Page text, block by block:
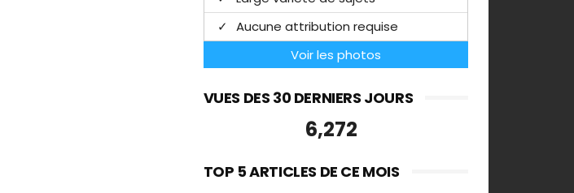
Aucune attribution requise
Voir les photos
VUES DES 30 DERNIERS JOURS
6,272
TOP 5 ARTICLES DE CE MOIS